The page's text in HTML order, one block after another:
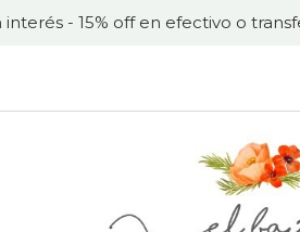
interés - 15% off en efectivo o